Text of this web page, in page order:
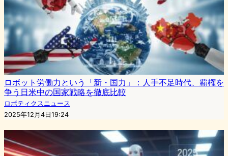
ロボット労働力という「新・国力」：人手不足時代、覇権を
争う日米中の国家戦略を徹底比較
ロボティクスニュース
2025年12月4日19:24